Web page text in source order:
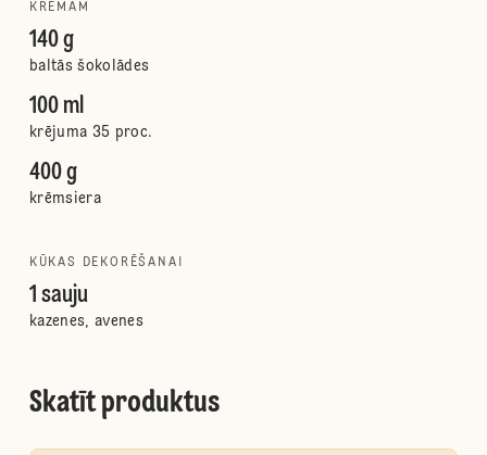
KRĒMAM
140 g
baltās šokolādes
100 ml
krējuma 35 proc.
400 g
krēmsiera
KŪKAS DEKORĒŠANAI
1 sauju
kazenes, avenes
Skatīt produktus